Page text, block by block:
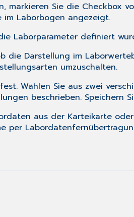
markieren Sie die Checkbox
Laborbogen angezeigt.
Laborparameter definiert
die Darstellung im
umzuschalten.
Wählen Sie aus zwei
beschrieben. Speichern
aus der Karteikarte
per